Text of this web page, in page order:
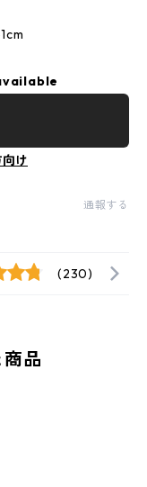
け
通報する
(230)
品